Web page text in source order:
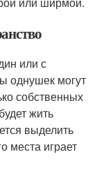
или с
однушек могут
собственных
жить
выделить
места играет